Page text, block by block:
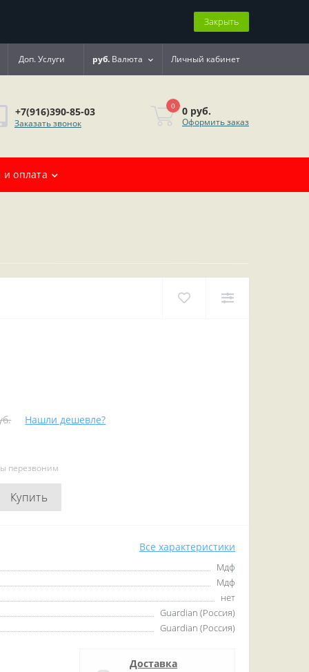
Закрыть
Доп. Услуги руб. Валюта Личный кабинет
+7(916)390-85-03
Заказать звонок
0 0 руб.
Оформить заказ
и оплата
Нашли дешевле?
перезвоним
Купить
Все характеристики
Мдф
Мдф
нет
Guardian (Россия)
Guardian (Россия)
Доставка